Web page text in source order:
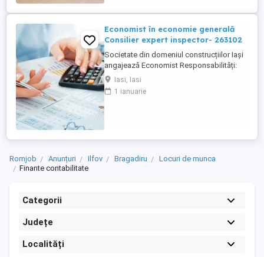
Economist în economie generală
Consilier expert inspector- 263102
Societate din domeniul construcțiilor Iași
angajează Economist Responsabilități:
Înregistrarea și verificarea documentelor
contabile (facturi, bonuri, chitanțe, NIR-uri,
deconturi) Operarea și reconcilierea
Iasi, Iasi
1 ianuarie
Romjob Anunțuri Ilfov Bragadiru
Locuri de munca
Finante contabilitate
Categorii
Județe
Localități